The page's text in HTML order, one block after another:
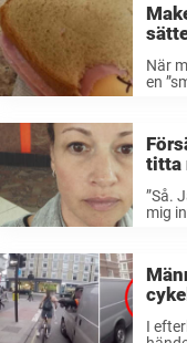
När
en
titta
”Så.
mig
I